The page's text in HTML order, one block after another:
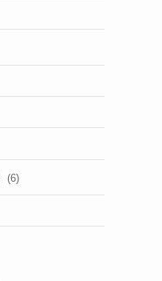
(6)